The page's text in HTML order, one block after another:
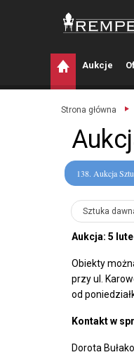
Aukcje O
Strona główna
138. Aukcja
Sztuka
Aukcja: 5
Obiekty
przy ul.
od
Kontakt w
Dorota